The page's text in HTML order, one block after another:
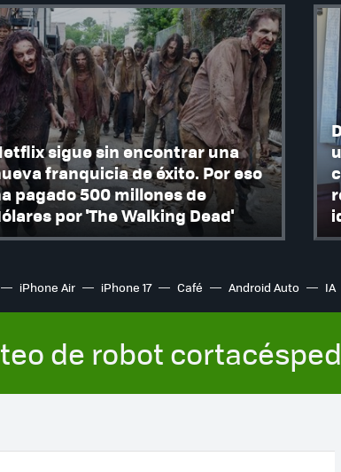
sigue sin encontrar una
franquicia de éxito. Por eso
pagado 500 millones de
por 'The Walking Dead'
iPhone Air iPhone 17 Café Android Auto IA
de robot